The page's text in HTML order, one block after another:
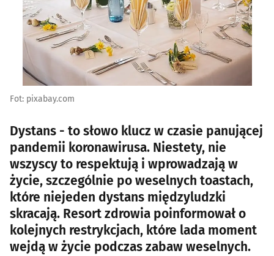
Fot: pixabay.com
Dystans - to słowo klucz w czasie panującej
pandemii koronawirusa. Niestety, nie
wszyscy to respektują i wprowadzają w
życie, szczególnie po weselnych toastach,
które niejeden dystans międzyludzki
skracają. Resort zdrowia poinformował o
kolejnych restrykcjach, które lada moment
wejdą w życie podczas zabaw weselnych.